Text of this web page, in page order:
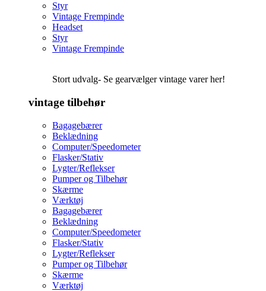
Styr
Vintage Frempinde
Headset
Styr
Vintage Frempinde
Stort udvalg- Se gearvælger vintage varer her!
vintage tilbehør
Bagagebærer
Beklædning
Computer/Speedometer
Flasker/Stativ
Lygter/Reflekser
Pumper og Tilbehør
Skærme
Værktøj
Bagagebærer
Beklædning
Computer/Speedometer
Flasker/Stativ
Lygter/Reflekser
Pumper og Tilbehør
Skærme
Værktøj